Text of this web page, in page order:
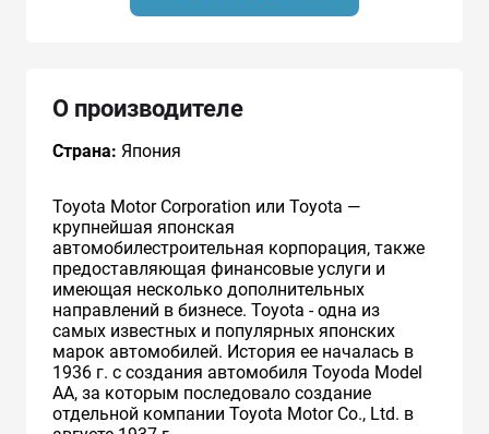
О производителе
Страна: Япония
Toyota Motor Corporation или Toyota —
крупнейшая японская
автомобилестроительная корпорация, также
предоставляющая финансовые услуги и
имеющая несколько дополнительных
направлений в бизнесе. Toyota - одна из
самых известных и популярных японских
марок автомобилей. История ее началась в
1936 г. с создания автомобиля Toyoda Model
AA, за которым последовало создание
отдельной компании Toyota Motor Co., Ltd. в